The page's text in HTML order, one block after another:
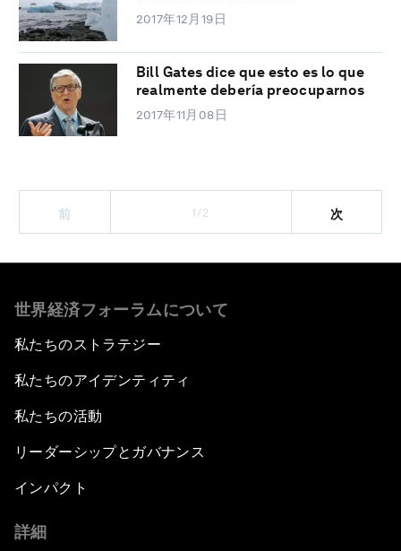
2017年12月19日
Bill Gates dice que esto es lo que
realmente debería preocuparnos
2017年11月08日
前 1/2 次
世界経済フォーラムについて
私たちのストラテジー
私たちのアイデンティティ
私たちの活動
リーダーシップとガバナンス
インパクト
詳細